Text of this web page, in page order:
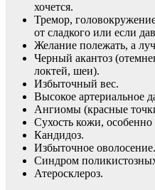
хочется.
Тремор,
от сладкого или если
Желание полежать, а
Черный акантоз
локтей, шеи).
Избыточный вес.
Высокое артериальное
Ангиомы (красные
Сухость кожи, особенно
Кандидоз.
Избыточное оволосение.
Синдром
Атеросклероз.